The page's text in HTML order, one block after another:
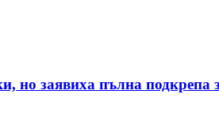
но заявиха пълна подкрепа